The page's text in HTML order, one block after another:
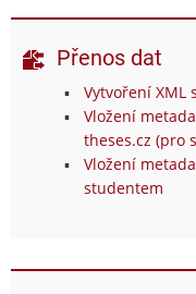
Přenos dat
Vytvoření XML
Vložení
theses.cz (pro
Vložení
studentem